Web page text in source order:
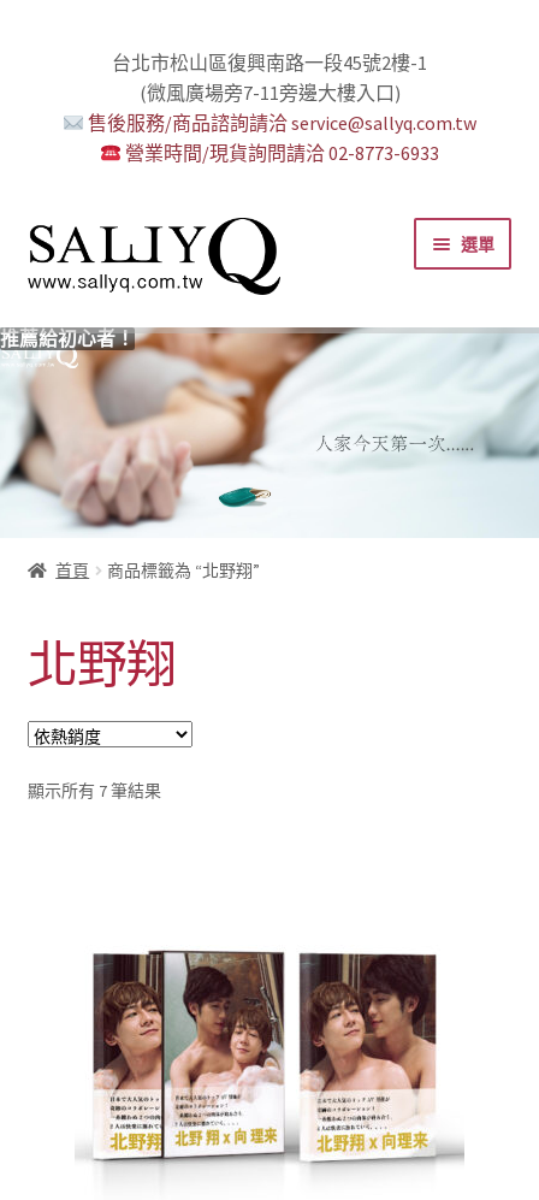
台北市松山區復興南路一段45號2樓-1
(微風廣場旁7-11旁邊大樓入口)
售後服務/商品諮詢請洽 service@sallyq.com.tw
營業時間/現貨詢問請洽 02-8773-6933
跳
至
導
列
跳
至
主
內
容
選單
推薦給初心者！
用藥三分毒！
絕對拘束、絕對快感！
野外調教專區請點我！
零卡分期小額支付!
高潮小哥哥！
免下車也可以購物！
時尚真皮Ｋ金手腳環+短鏈
K金綺娜情趣時尚組
嘗試輕柔的SM，你要一起嗎？
Bess2 買1送4毫無冷場！
免洗潤滑 快適生活提案者
小兔乳夾 遠端遙控想壞壞！
雙悅彎 建立你的多重高潮宇宙！
蜜穴攪拌棒 瞄準性感的私密區域
男人，也該犒賞自己了！
門市消費送時尚收納包
出貨調整公告
人氣男優情慾寫真
SallyQ老師客製化語音服務
首頁 商品標籤為 “北野翔”
北野翔
顯示所有 7 筆結果依